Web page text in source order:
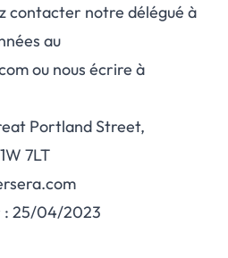
contacter notre délégué à
au
ou nous écrire à
Portland Street,
7LT
: 25/04/2023